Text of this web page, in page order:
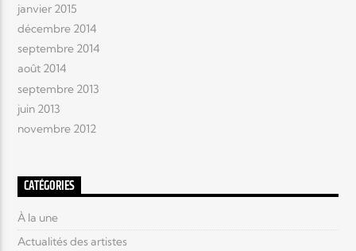
janvier 2015
décembre 2014
septembre 2014
août 2014
septembre 2013
juin 2013
novembre 2012
CATÉGORIES
À la une
Actualités des artistes